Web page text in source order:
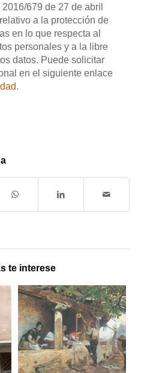
679 de 27 de abril
a la protección de
en lo que respecta al
personales y a la libre
datos. Puede solicitar
en el siguiente enlace
.
te interese